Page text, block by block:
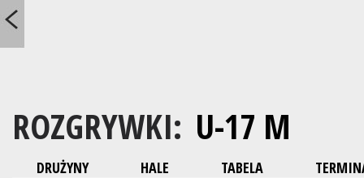
ROZGRYWKI: U-17 M
DRUŻYNY HALE TABELA